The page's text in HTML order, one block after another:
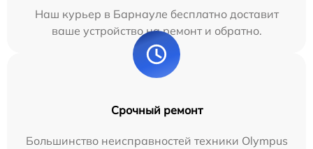
Наш курьер в Барнауле бесплатно доставит
ваше устройство на ремонт и обратно.
Срочный ремонт
Большинство неисправностей техники Olympus